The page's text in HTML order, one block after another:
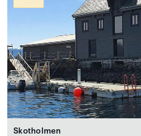
Skotholmen